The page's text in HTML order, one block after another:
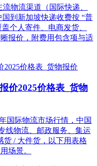
物流渠道（国际快递、
到新加坡快递收费按 “普
个人寄件、电商发货、
报价，附费用包含项与适
价2025价格表_货物
国际物流市场行情，中国
线物流、邮政服务、集运
货 / 大件货，以下用表格
场景。